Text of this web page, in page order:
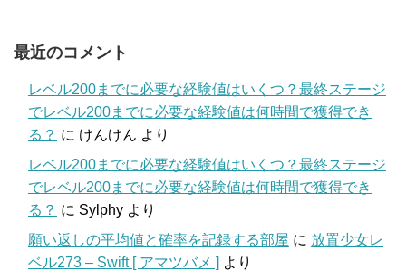
最近のコメント
レベル200までに必要な経験値はいくつ？最終ステージ
でレベル200までに必要な経験値は何時間で獲得でき
る？ に けんけん より
レベル200までに必要な経験値はいくつ？最終ステージ
でレベル200までに必要な経験値は何時間で獲得でき
る？ に Sylphy より
願い返しの平均値と確率を記録する部屋 に 放置少女レ
ベル273 – Swift [ アマツバメ ] より